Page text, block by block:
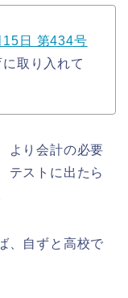
15日 第434号
取り入れて
より会計の必要
テストに出たら
、自ずと高校で